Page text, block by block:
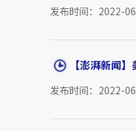
发布时间：2022-
【澎湃新闻
发布时间：2022-